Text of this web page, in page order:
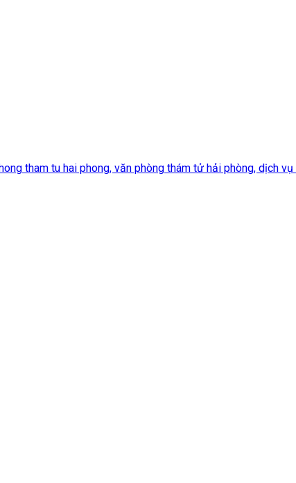
tham tu hai phong, văn phòng thám tử hải phòng, dịch